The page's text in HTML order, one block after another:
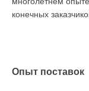
конечных
Опыт поставок